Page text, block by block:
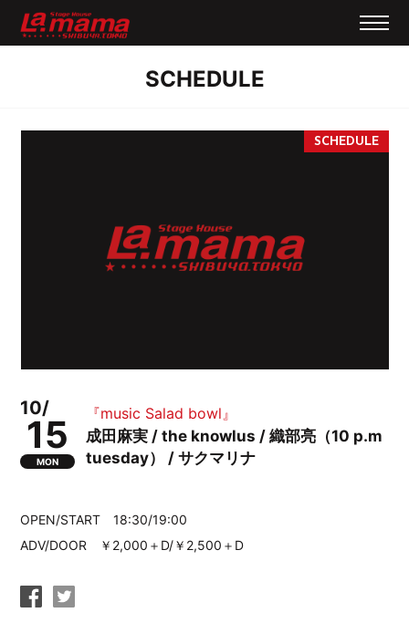
SCHEDULE
10/
15
MON
『music Salad bowl』
成田麻実 / the knowlus / 織部亮（10 p.m
tuesday） / サクマリナ
OPEN/START 18:30/19:00
ADV/DOOR ￥2,000＋D/￥2,500＋D